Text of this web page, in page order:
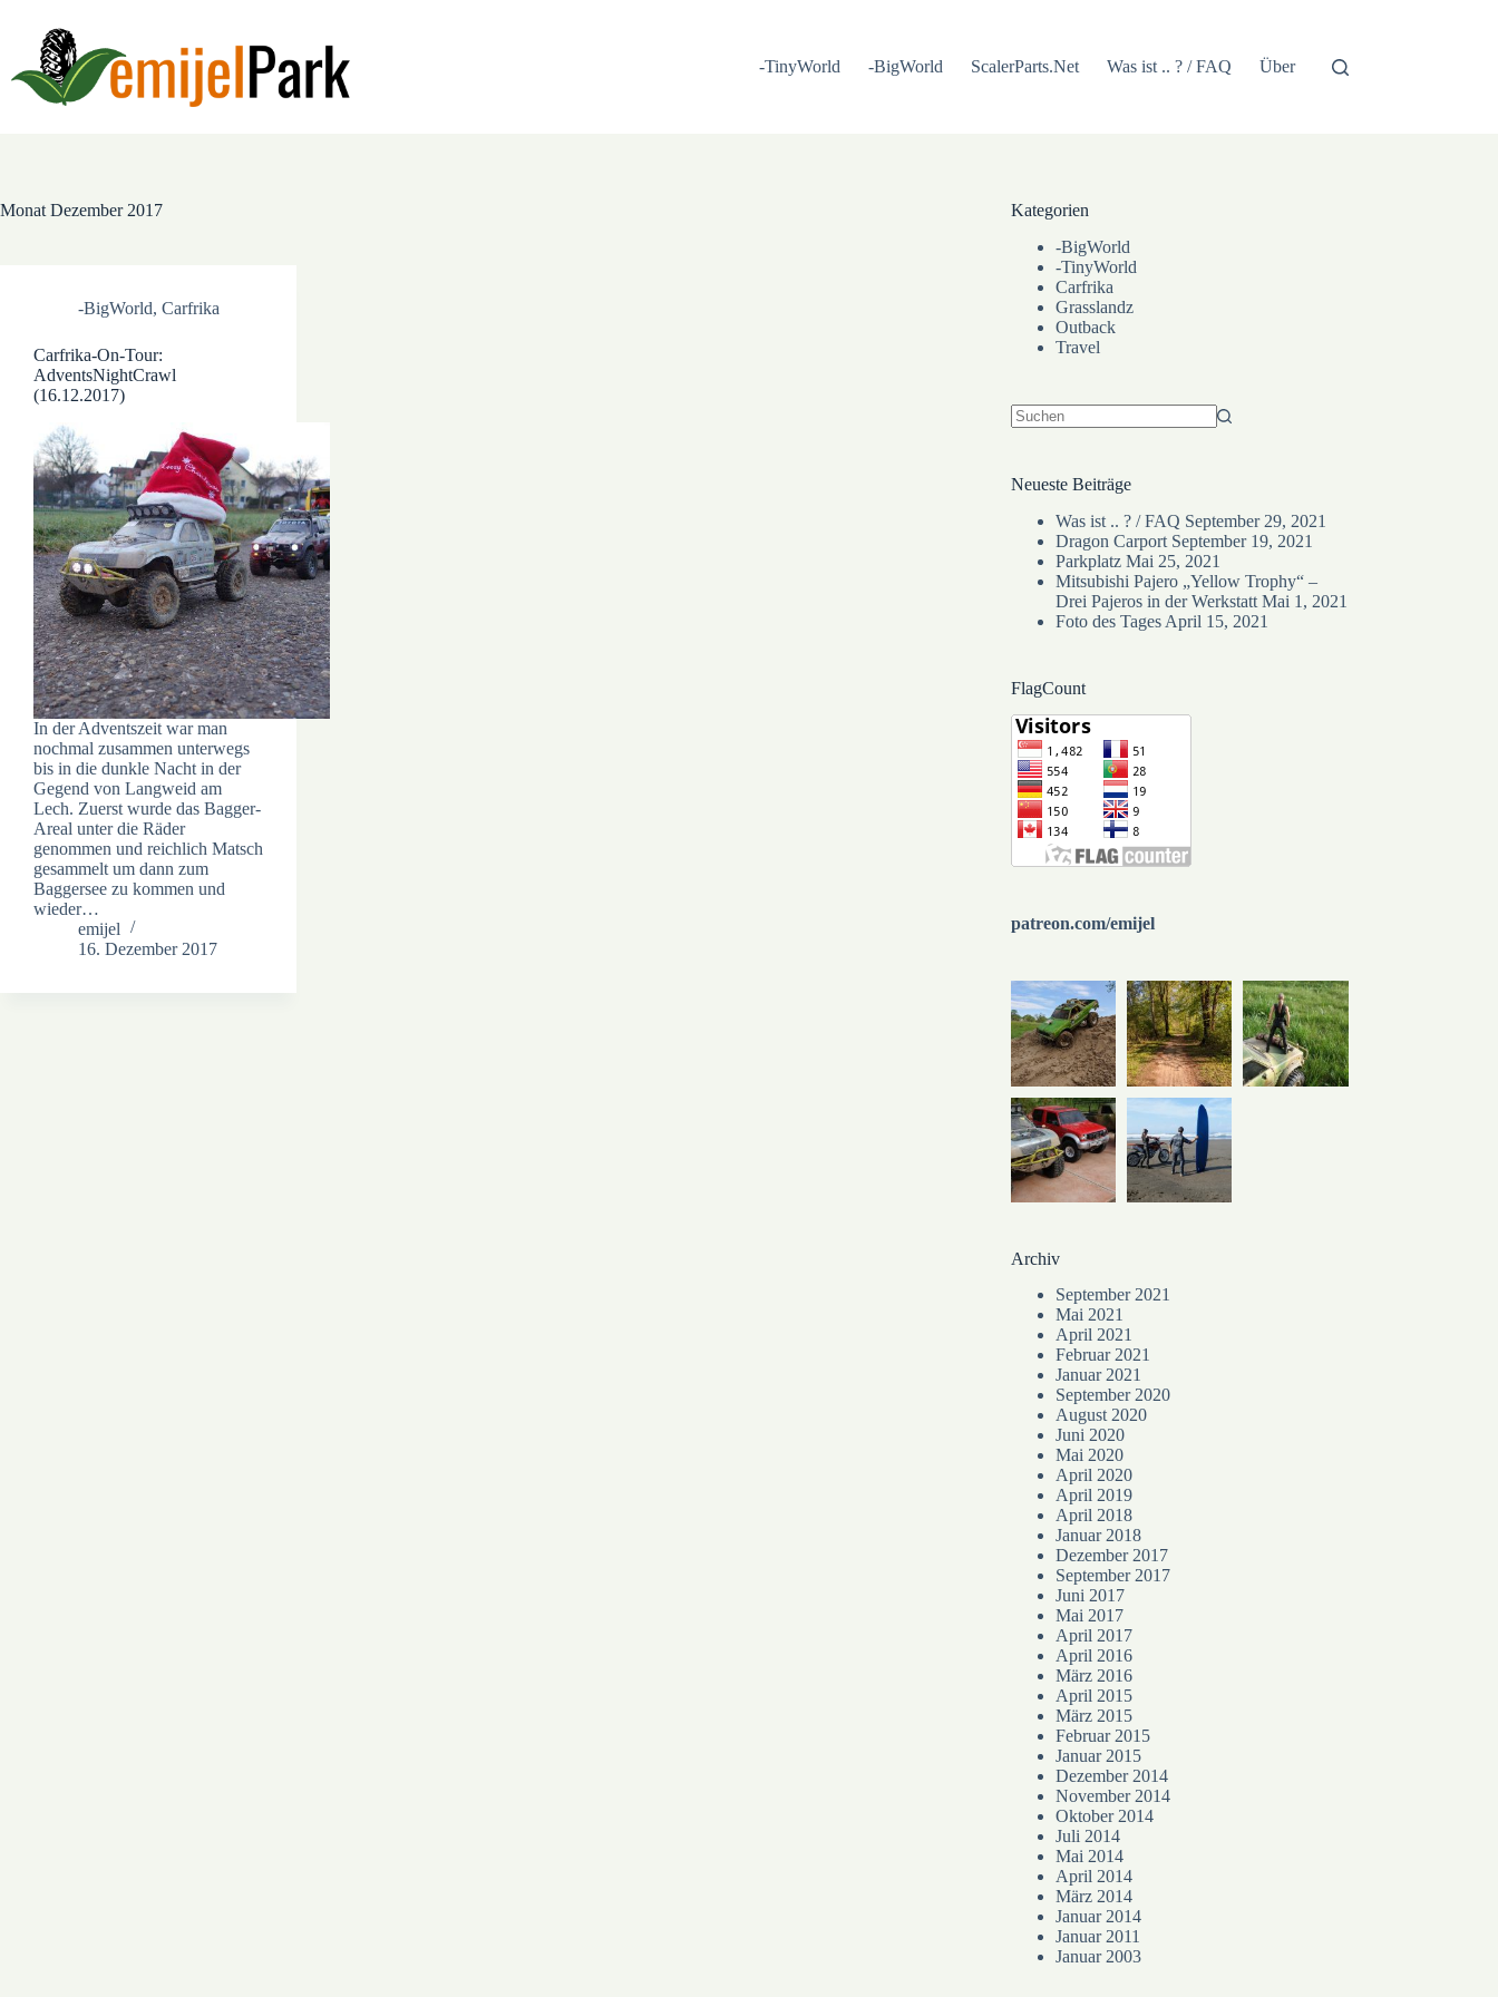
springen
-TinyWorld
-BigWorld ScalerParts.Net Was ist .. ? / FAQ Über
Monat Dezember 2017
-BigWorld, Carfrika
Carfrika-On-Tour:
AdventsNightCrawl
(16.12.2017)
In der Adventszeit war man
nochmal zusammen unterwegs
bis in die dunkle Nacht in der
Gegend von Langweid am
Lech. Zuerst wurde das Bagger-
Areal unter die Räder
genommen und reichlich Matsch
gesammelt um dann zum
Baggersee zu kommen und
wieder…
emijel
16. Dezember 2017
Kategorien
-BigWorld
-TinyWorld
Carfrika
Grasslandz
Outback
Travel
Neueste Beiträge
Was ist .. ? / FAQ September 29, 2021
Dragon Carport September 19, 2021
Parkplatz Mai 25, 2021
Mitsubishi Pajero „Yellow Trophy“ –
Drei Pajeros in der Werkstatt Mai 1, 2021
Foto des Tages April 15, 2021
FlagCount
patreon.com/emijel
Archiv
September 2021
Mai 2021
April 2021
Februar 2021
Januar 2021
September 2020
August 2020
Juni 2020
Mai 2020
April 2020
April 2019
April 2018
Januar 2018
Dezember 2017
September 2017
Juni 2017
Mai 2017
April 2017
April 2016
März 2016
April 2015
März 2015
Februar 2015
Januar 2015
Dezember 2014
November 2014
Oktober 2014
Juli 2014
Mai 2014
April 2014
März 2014
Januar 2014
Januar 2011
Januar 2003